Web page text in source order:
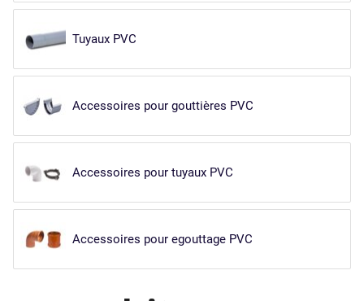
Tuyaux PVC
Accessoires pour gouttières PVC
Accessoires pour tuyaux PVC
Accessoires pour egouttage PVC